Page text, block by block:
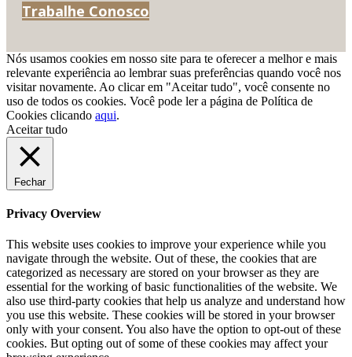
Trabalhe Conosco
Nós usamos cookies em nosso site para te oferecer a melhor e mais
relevante experiência ao lembrar suas preferências quando você nos
visitar novamente. Ao clicar em "Aceitar tudo", você consente no
uso de todos os cookies. Você pode ler a página de Política de
Cookies clicando aqui.
Aceitar tudo
Fechar
Privacy Overview
This website uses cookies to improve your experience while you
navigate through the website. Out of these, the cookies that are
categorized as necessary are stored on your browser as they are
essential for the working of basic functionalities of the website. We
also use third-party cookies that help us analyze and understand how
you use this website. These cookies will be stored in your browser
only with your consent. You also have the option to opt-out of these
cookies. But opting out of some of these cookies may affect your